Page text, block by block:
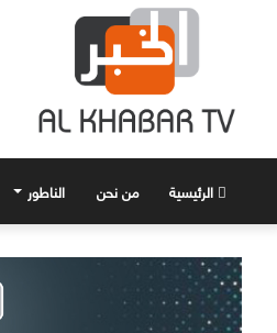
الرئيسية من نحن الناطور